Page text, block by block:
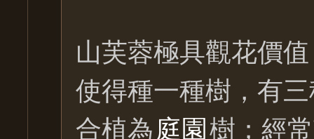
山芙蓉極具觀花價
使得種一種樹，有
合植為庭園樹；經